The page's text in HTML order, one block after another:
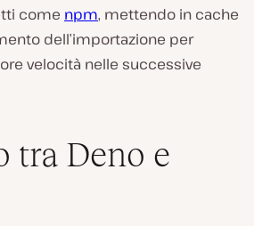
come npm, mettendo in cache
dell’importazione per
velocità nelle successive
tra Deno e